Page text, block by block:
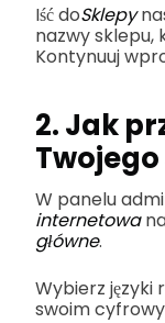
Iść doSklepy
nazwy sklepu,
Kontynuuj
2. Jak
W panelu
internetowa
główne.
Wybierz języki
swoim